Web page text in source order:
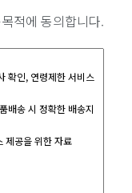
적에 동의합니다.